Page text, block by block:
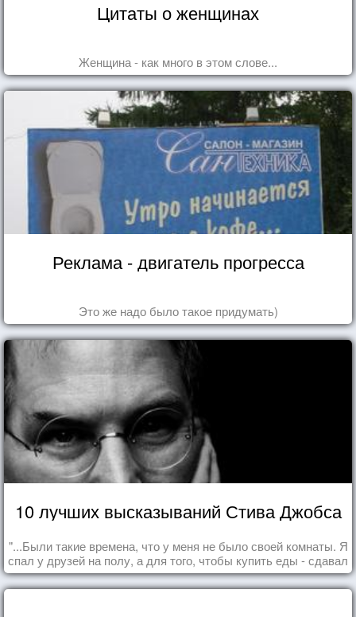
Цитаты о женщинах
Женщина - как много в этом слове...
Реклама - двигатель прогресса
Это же надо было такое придумать)
10 лучших высказываний Стива Джобса
"...Были такие времена, что у меня не было своей комнаты. Я
спал у друзей на полу, а для того, чтобы купить еды - сдавал
бутылки из под кока-колы"